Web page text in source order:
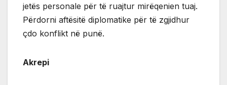
jetës personale për të ruajtur mirëqenien tuaj.
Përdorni aftësitë diplomatike për të zgjidhur
çdo konflikt në punë.
Akrepi